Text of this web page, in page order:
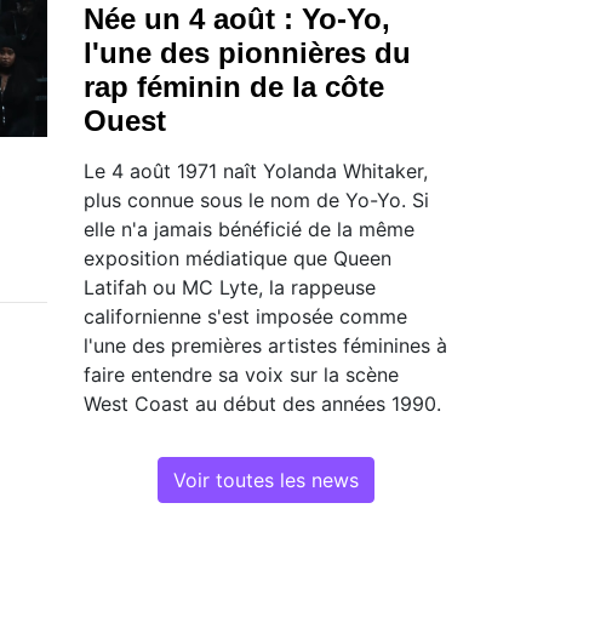
Née un 4 août : Yo-Yo,
l'une des pionnières du
rap féminin de la côte
Ouest
Le 4 août 1971 naît Yolanda Whitaker,
plus connue sous le nom de Yo-Yo. Si
elle n'a jamais bénéficié de la même
exposition médiatique que Queen
Latifah ou MC Lyte, la rappeuse
californienne s'est imposée comme
l'une des premières artistes féminines à
faire entendre sa voix sur la scène
West Coast au début des années 1990.
Voir toutes les news